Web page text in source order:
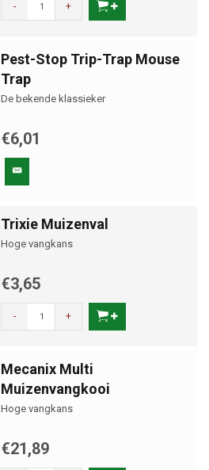
- +
Pest-Stop Trip-Trap Mouse
Trap
De bekende klassieker
€6,01
Trixie Muizenval
Hoge vangkans
€3,65
- +
Mecanix Multi
Muizenvangkooi
Hoge vangkans
€21,89